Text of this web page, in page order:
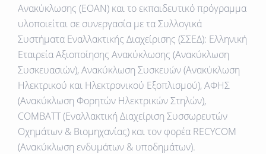
Ανακύκλωσης (ΕΟΑΝ) και το εκπαιδευτικό πρόγραμμα
υλοποιείται σε συνεργασία με τα Συλλογικά
Συστήματα Εναλλακτικής Διαχείρισης (ΣΣΕΔ): Ελληνική
Εταιρεία Αξιοποίησης Ανακύκλωσης (Ανακύκλωση
Συσκευασιών), Ανακύκλωση Συσκευών (Ανακύκλωση
Ηλεκτρικού και Ηλεκτρονικού Εξοπλισμού), ΑΦΗΣ
(Ανακύκλωση Φορητών Ηλεκτρικών Στηλών),
COMBATT (Εναλλακτική Διαχείριση Συσσωρευτών
Οχημάτων & Βιομηχανίας) και τον φορέα RECYCOM
(Ανακύκλωση ενδυμάτων & υποδημάτων).